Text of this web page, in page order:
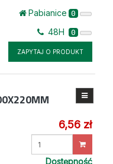
Pabianice 0
48H 0
ZAPYTAJ O PRODUKT
6,56 zł
Dostępność